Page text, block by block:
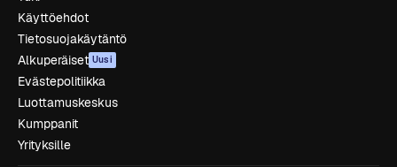
Käyttöehdot
Tietosuojakäytäntö
Alkuperäiset Uusi
Evästepolitiikka
Luottamuskeskus
Kumppanit
Yrityksille